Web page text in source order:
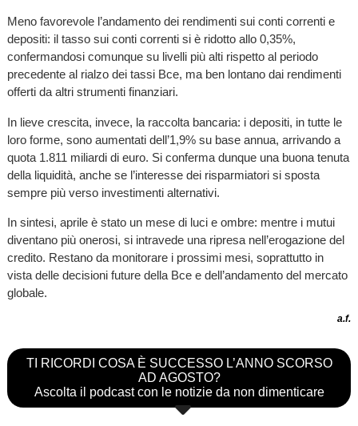
Meno favorevole l’andamento dei rendimenti sui conti correnti e
depositi: il tasso sui conti correnti si è ridotto allo 0,35%,
confermandosi comunque su livelli più alti rispetto al periodo
precedente al rialzo dei tassi Bce, ma ben lontano dai rendimenti
offerti da altri strumenti finanziari.
In lieve crescita, invece, la raccolta bancaria: i depositi, in tutte le
loro forme, sono aumentati dell’1,9% su base annua, arrivando a
quota 1.811 miliardi di euro. Si conferma dunque una buona tenuta
della liquidità, anche se l’interesse dei risparmiatori si sposta
sempre più verso investimenti alternativi.
In sintesi, aprile è stato un mese di luci e ombre: mentre i mutui
diventano più onerosi, si intravede una ripresa nell’erogazione del
credito. Restano da monitorare i prossimi mesi, soprattutto in
vista delle decisioni future della Bce e dell’andamento del mercato
globale.
a.f.
TI RICORDI COSA È SUCCESSO L’ANNO SCORSO
AD AGOSTO?
Ascolta il podcast con le notizie da non dimenticare